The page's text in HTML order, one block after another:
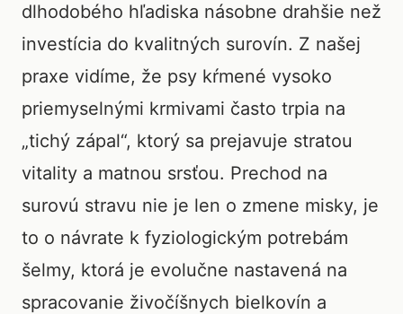
dlhodobého hľadiska násobne drahšie než
investícia do kvalitných surovín. Z našej
praxe vidíme, že psy kŕmené vysoko
priemyselnými krmivami často trpia na
„tichý zápal“, ktorý sa prejavuje stratou
vitality a matnou srsťou. Prechod na
surovú stravu nie je len o zmene misky, je
to o návrate k fyziologickým potrebám
šelmy, ktorá je evolučne nastavená na
spracovanie živočíšnych bielkovín a